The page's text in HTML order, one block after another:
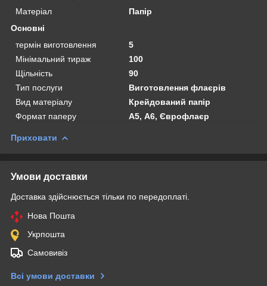
Матеріал
Папір
Основні
термін виготовлення
5
Мінімальний тираж
100
Щільність
90
Тип послуги
Виготовлення флаєрів
Вид матеріалу
Крейдований папір
Формат паперу
А5, А6, Єврофлаєр
Приховати
Умови доставки
Доставка здійснюється тільки по передоплаті.
Нова Пошта
Укрпошта
Самовивіз
Всі умови доставки